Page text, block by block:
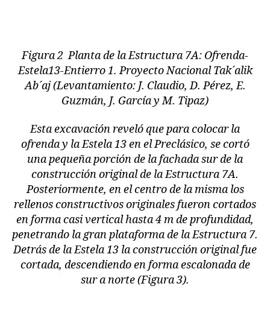
Figura 2 Planta de la Estructura 7A: Ofrenda-
Estela13-Entierro 1. Proyecto Nacional Tak´alik
Ab´aj (Levantamiento: J. Claudio, D. Pérez, E.
Guzmán, J. García y M. Tipaz)
Esta excavación reveló que para colocar la
ofrenda y la Estela 13 en el Preclásico, se cortó
una pequeña porción de la fachada sur de la
construcción original de la Estructura 7A.
Posteriormente, en el centro de la misma los
rellenos constructivos originales fueron cortados
en forma casi vertical hasta 4 m de profundidad,
penetrando la gran plataforma de la Estructura 7.
Detrás de la Estela 13 la construcción original fue
cortada, descendiendo en forma escalonada de
sur a norte (Figura 3).